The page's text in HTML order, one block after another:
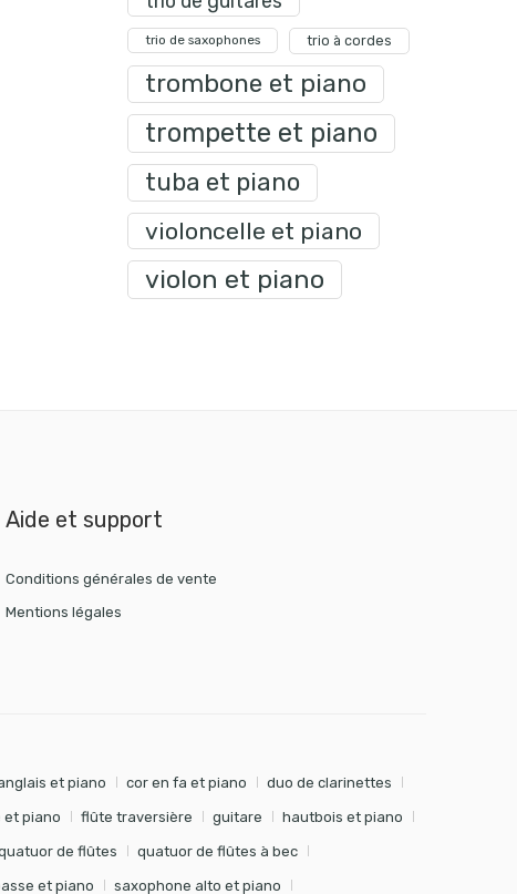
trio de saxophones trio à cordes
trombone et piano
trompette et piano
tuba et piano
violoncelle et piano
violon et piano
Aide et support
Conditions générales de vente
Mentions légales
et piano cor en fa et piano duo de clarinettes
et piano flûte traversière guitare hautbois et piano
de flûtes quatuor de flûtes à bec
et piano saxophone alto et piano